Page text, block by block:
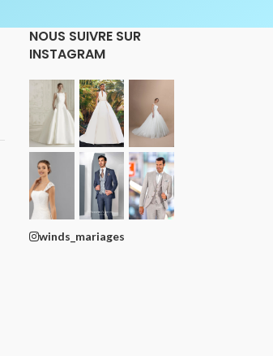
NOUS SUIVRE SUR
INSTAGRAM
winds_mariages